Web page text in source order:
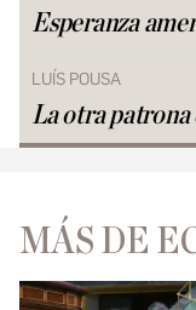
Esperanza
LUÍS POUSA
La otra patrona
MÁS DE